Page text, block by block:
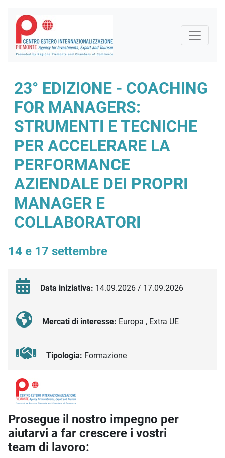
23° EDIZIONE - COACHING
FOR MANAGERS:
STRUMENTI E TECNICHE
PER ACCELERARE LA
PERFORMANCE
AZIENDALE DEI PROPRI
MANAGER E
COLLABORATORI
14 e 17 settembre
Data iniziativa: 14.09.2026 / 17.09.2026
Mercati di interesse: Europa , Extra UE
Tipologia: Formazione
Descrizione iniziativa
Prosegue il nostro impegno per
aiutarvi a far crescere i vostri
team di lavoro: